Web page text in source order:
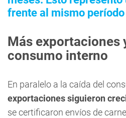
frente al mismo
Más exportaciones
consumo interno
En paralelo a la caída del
exportaciones siguieron
se certificaron envíos de